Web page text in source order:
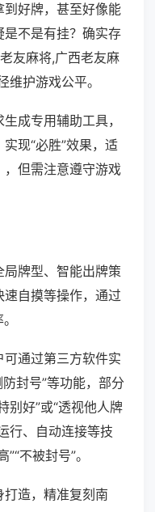
好牌，甚至好像能
不是有挂？确实存
友麻将,广西老友麻
护游戏公平。
成专用辅助工具，
现“必胜”效果，适
但需注意遵守游戏
牌型、智能出牌策
自摸等操作，通过
通过第三方软件实
防封号”等功能，部分
别好”或“透视他人牌
行、自动连接等技
不被封号”。
造，精准复刻南